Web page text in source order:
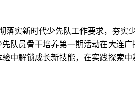
实新时代少先队工作要求，夯实
队员骨干培养第一期活动在大连广
中解锁成长新技能，在实践探索中